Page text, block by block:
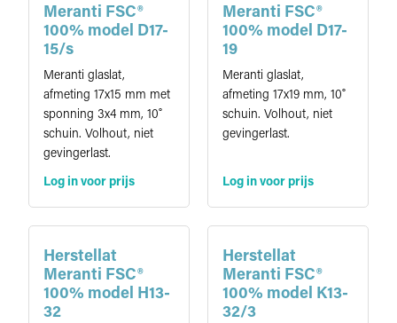
Meranti FSC®
100% model D17-
15/s
Meranti glaslat,
afmeting 17x15 mm met
sponning 3x4 mm, 10˚
schuin. Volhout, niet
gevingerlast.
Log in voor prijs
Meranti FSC®
100% model D17-
19
Meranti glaslat,
afmeting 17x19 mm, 10˚
schuin. Volhout, niet
gevingerlast.
Log in voor prijs
Herstellat
Meranti FSC®
100% model H13-
32
Herstellat
Meranti FSC®
100% model K13-
32/3